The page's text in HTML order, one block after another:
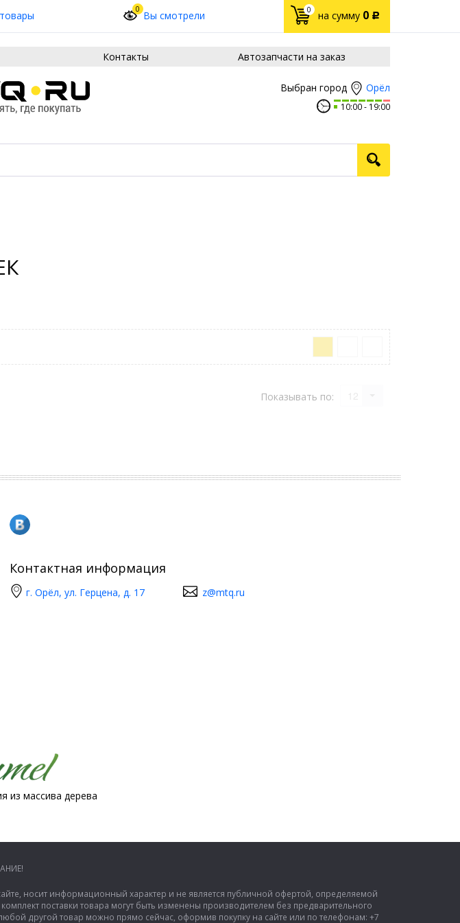
0 Вы смотрели 0 на сумму 0 Р
Контакты Автозапчасти на заказ
Выбран город Орёл
10:00 19:00
Показывать по:
Контактная информация
г. Орёл, ул. Герцена, д. 17 z@mtq.ru
из массива дерева
носит информационный характер и не является публичной офертой, определяемой
поставки товара могут быть изменены производителем без предварительного
другой товар можно прямо сейчас, оформив покупку на сайте или по телефонам: +7